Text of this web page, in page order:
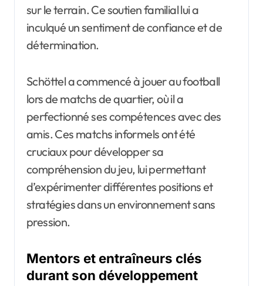
sur le terrain. Ce soutien familial lui a
inculqué un sentiment de confiance et de
détermination.
Schöttel a commencé à jouer au football
lors de matchs de quartier, où il a
perfectionné ses compétences avec des
amis. Ces matchs informels ont été
cruciaux pour développer sa
compréhension du jeu, lui permettant
d’expérimenter différentes positions et
stratégies dans un environnement sans
pression.
Mentors et entraîneurs clés
durant son développement